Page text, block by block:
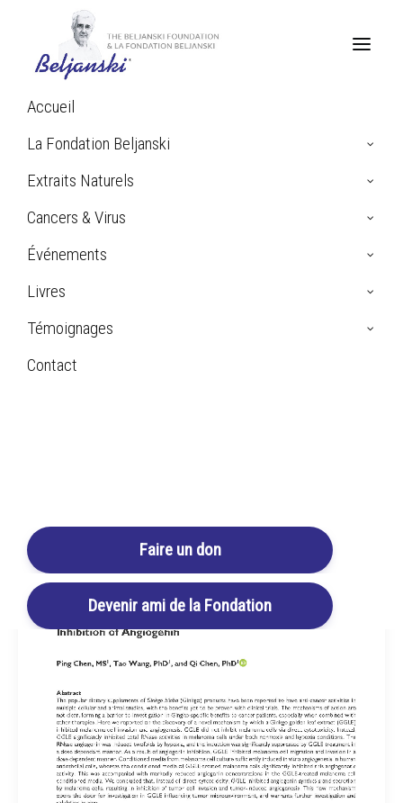
Accueil
La Fondation Beljanski
Extraits Naturels
Cancers & Virus
Événements
Livres
Témoignages
Contact
Faire un don
Devenir ami de la Fondation
Mélanome